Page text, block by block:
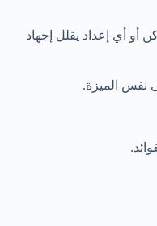
أو أي إعداد يقلل إجهاد